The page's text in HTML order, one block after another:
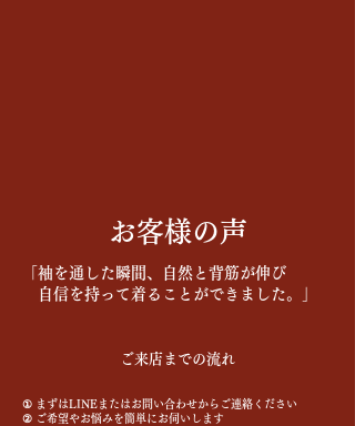
お客様の声
「袖を通した瞬間、自然と背筋が伸び
自信を持って着ることができました。」
ご来店までの流れ
① まずはLINEまたはお問い合わせからご連絡ください
② ご希望やお悩みを簡単にお伺いします